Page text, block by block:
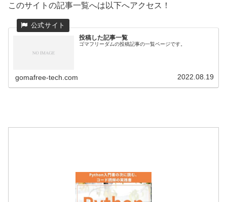
このサイトの記事一覧へは以下へアクセス！
投稿した記事一覧
ゴマフリーダムの投稿記事の一覧ページです。
gomafree-tech.com 2022.08.19